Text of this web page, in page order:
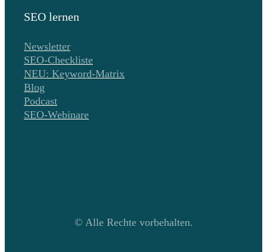
SEO lernen
Newsletter
SEO-Checkliste
NEU: Keyword-Matrix
Blog
Podcast
SEO-Webinare
© Alle Rechte vorbehalten.